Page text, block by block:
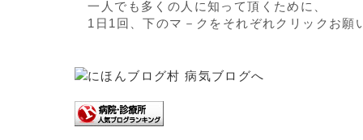
一人でも多くの人に知って頂くために、
1日1回、下のマ－クをそれぞれクリックお願